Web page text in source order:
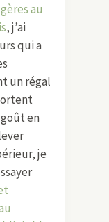
au
, j’ai
qui a
un régal
en
je